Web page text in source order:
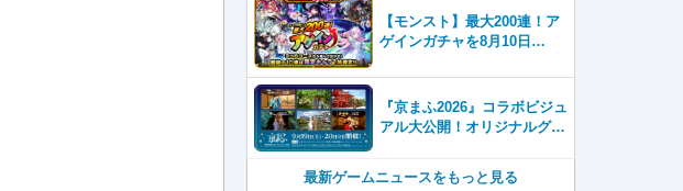
【モンスト】最大200連！ア
ゲインガチャを8月10日
『京まふ2026』コラボビジュ
アル大公開！オリジナルグッ
最新ゲームニュースをもっと見る